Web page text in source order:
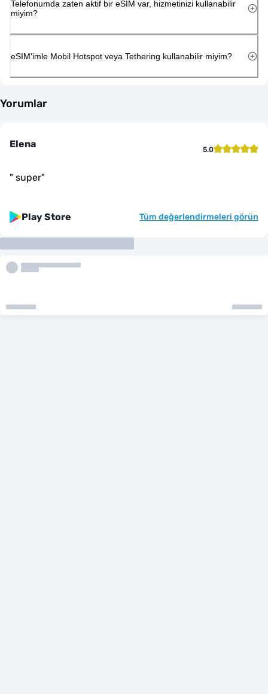
Telefonumda zaten aktif bir eSIM var, hizmetinizi kullanabilir
miyim?
eSIM'imle Mobil Hotspot veya Tethering kullanabilir miyim?
Yorumlar
Elena 5.0
" super"
Play Store Tüm değerlendirmeleri görün